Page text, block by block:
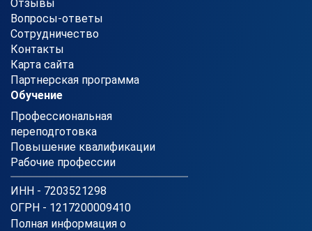
Отзывы
Вопросы-ответы
Сотрудничество
Контакты
Карта сайта
Партнерская программа
Обучение
Профессиональная
переподготовка
Повышение квалификации
Рабочие профессии
ИНН - 7203521298
ОГРН - 1217200009410
Полная информация о